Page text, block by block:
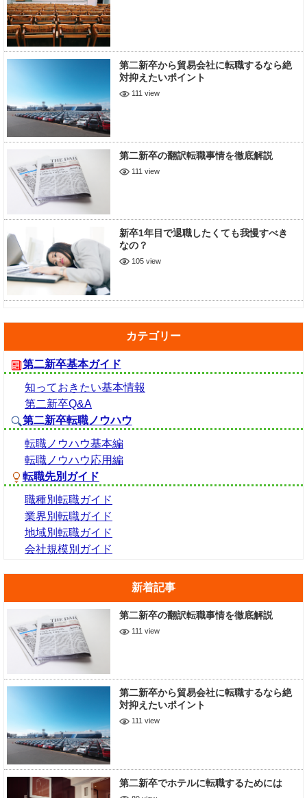
第二新卒から貿易会社に転職するなら絶
対抑えたいポイント
111 view
第二新卒の翻訳転職事情を徹底解説
111 view
新卒1年目で退職したくても我慢すべき
なの？
105 view
カテゴリー
第二新卒基本ガイド
知っておきたい基本情報
第二新卒Q&A
第二新卒転職ノウハウ
転職ノウハウ基本編
転職ノウハウ応用編
転職先別ガイド
職種別転職ガイド
業界別転職ガイド
地域別転職ガイド
会社規模別ガイド
新着記事
第二新卒の翻訳転職事情を徹底解説
111 view
第二新卒から貿易会社に転職するなら絶
対抑えたいポイント
111 view
第二新卒でホテルに転職するためには